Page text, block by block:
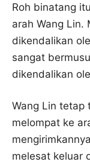
Roh binatang
arah Wang Lin.
dikendalikan
sangat
dikendalikan
Wang Lin tetap
melompat ke
melesat keluar